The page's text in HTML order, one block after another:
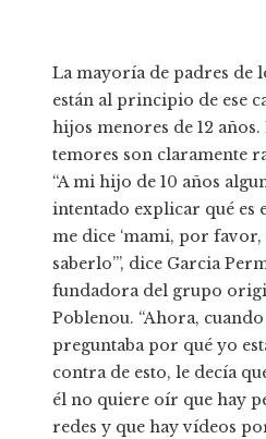
La mayoría de padres de
están al principio de ese
hijos menores de 12 años.
temores son claramente
“A mi hijo de 10 años
intentado explicar qué es
me dice ‘mami, por
saberlo’”, dice Garcia
fundadora del grupo
Poblenou. “Ahora,
preguntaba por qué yo
contra de esto, le decía
él no quiere oír que hay
redes y que hay vídeos